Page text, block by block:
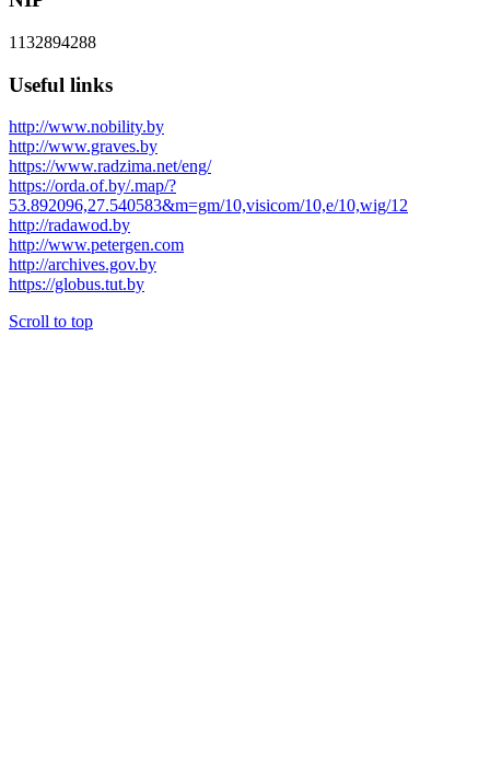
‎1132894288
Useful links
http://www.nobility.by
http://www.graves.by
https://www.radzima.net/eng/
https://orda.of.by/.map/?
53.892096,27.540583&m=gm/10,visicom/10,e/10,wig/12
http://radawod.by
http://www.petergen.com
http://archives.gov.by
https://globus.tut.by
Scroll to top